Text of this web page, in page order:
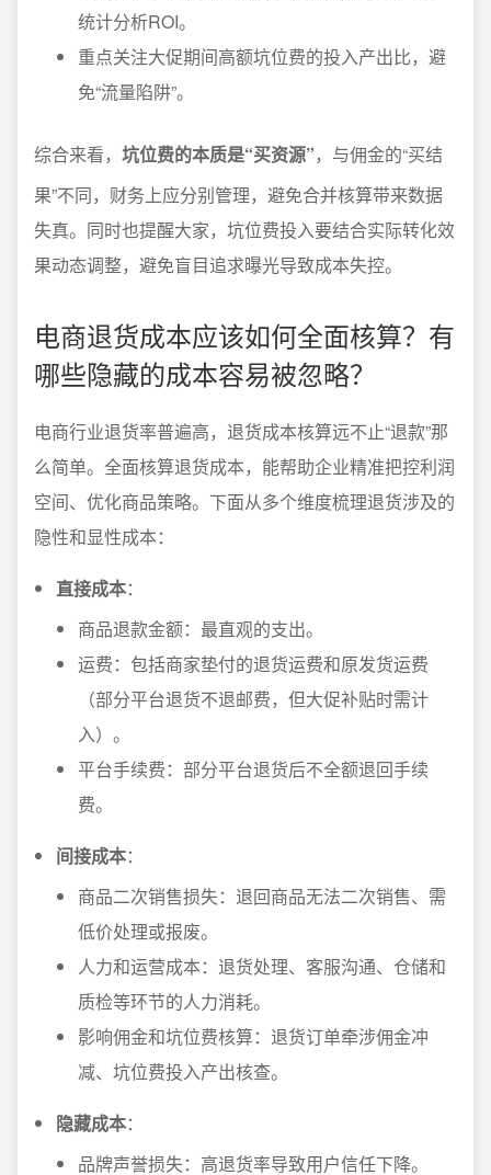
统计分析ROI。
重点关注大促期间高额坑位费的投入产出比，避
免“流量陷阱”。
综合来看， 坑位费的本质是“买资源”，与佣金的“买结
果”不同，财务上应分别管理，避免合并核算带来数据
失真。同时也提醒大家，坑位费投入要结合实际转化效
果动态调整，避免盲目追求曝光导致成本失控。
电商退货成本应该如何全面核算？有
哪些隐藏的成本容易被忽略？
电商行业退货率普遍高，退货成本核算远不止“退款”那
么简单。全面核算退货成本，能帮助企业精准把控利润
空间、优化商品策略。下面从多个维度梳理退货涉及的
隐性和显性成本：
直接成本：
商品退款金额：最直观的支出。
运费：包括商家垫付的退货运费和原发货运费
（部分平台退货不退邮费，但大促补贴时需计
入）。
平台手续费：部分平台退货后不全额退回手续
费。
间接成本：
商品二次销售损失：退回商品无法二次销售、需
低价处理或报废。
人力和运营成本：退货处理、客服沟通、仓储和
质检等环节的人力消耗。
影响佣金和坑位费核算：退货订单牵涉佣金冲
减、坑位费投入产出核查。
隐藏成本：
品牌声誉损失：高退货率导致用户信任下降。